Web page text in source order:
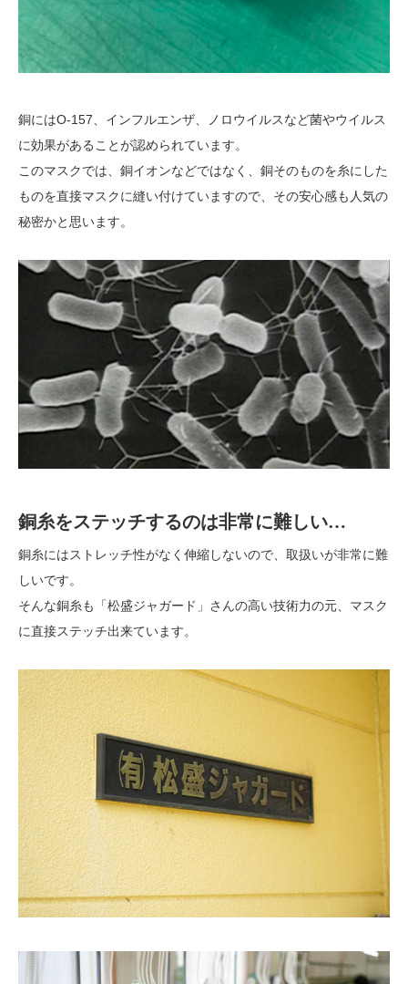
銅にはO-157、インフルエンザ、ノロウイルスなど菌やウイルス
に効果があることが認められています。
このマスクでは、銅イオンなどではなく、銅そのものを糸にした
ものを直接マスクに縫い付けていますので、その安心感も人気の
秘密かと思います。
銅糸をステッチするのは非常に難しい…
銅糸にはストレッチ性がなく伸縮しないので、取扱いが非常に難
しいです。
そんな銅糸も「松盛ジャガード」さんの高い技術力の元、マスク
に直接ステッチ出来ています。